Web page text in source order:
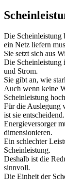
Die Scheinleistung
ein Netz liefern
Sie setzt sich aus
Die Scheinleistung
und Strom.
Sie gibt an, wie
Auch wenn keine
Scheinleistung
Für die Auslegung
ist sie entscheidend.
Energieversorger
dimensionieren.
Ein schlechter
Scheinleistung.
Deshalb ist die
sinnvoll.
Die Einheit der